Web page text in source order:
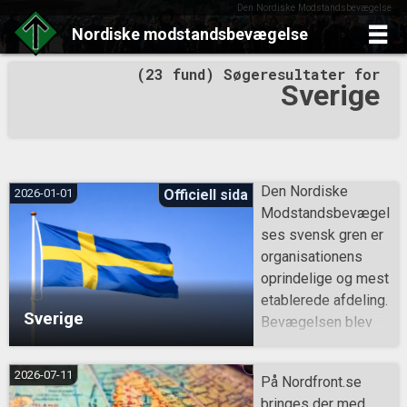
Den Nordiske Modstandsbevægelse
Nordiske modstandsbevægelse
to
(23 fund) Søgeresultater for
Sverige
Sverige
2026-01-01 Officiell sida
Den Nordiske
Modstandsbevægel
ses svensk gren er
organisationens
oprindelige og mest
etablerede afdeling.
Bevægelsen blev
her både som en
2026-07-11
På Nordfront.se
bringes der med